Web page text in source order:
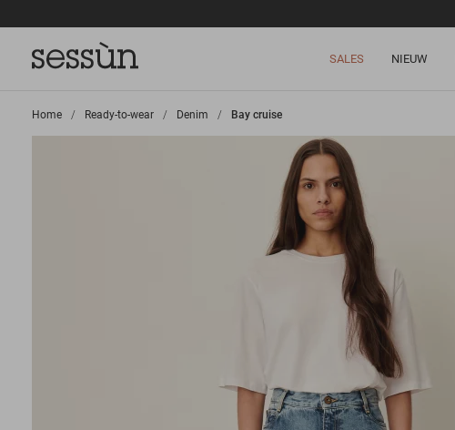
SALES NIEUW
Home >
Ready-to-wear >
Denim >
Bay cruise